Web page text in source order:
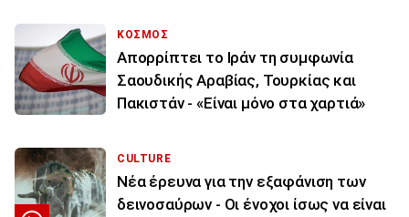
ΚΟΣΜΟΣ
Απορρίπτει το Ιράν τη συμφωνία
Σαουδικής Αραβίας, Τουρκίας και
Πακιστάν - «Είναι μόνο στα χαρτιά»
CULTURE
Νέα έρευνα για την εξαφάνιση των
δεινοσαύρων - Οι ένοχοι ίσως να είναι